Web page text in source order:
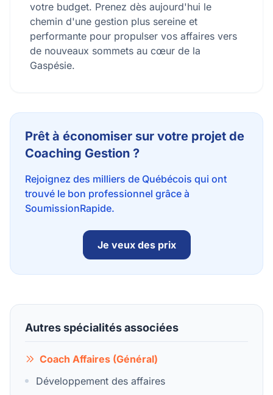
votre budget. Prenez dès aujourd'hui le
chemin d'une gestion plus sereine et
performante pour propulser vos affaires vers
de nouveaux sommets au cœur de la
Gaspésie.
Prêt à économiser sur votre projet de
Coaching Gestion ?
Rejoignez des milliers de Québécois qui ont
trouvé le bon professionnel grâce à
SoumissionRapide.
Je veux des prix
Autres spécialités associées
Coach Affaires (Général)
Développement des affaires